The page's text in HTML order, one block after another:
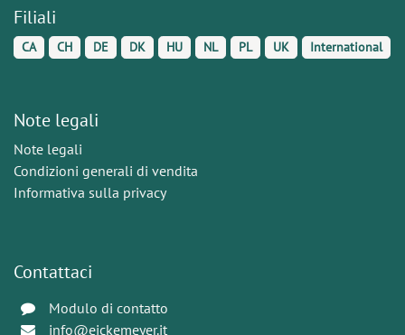
Filiali
CA CH DE DK HU NL PL UK International
Note legali
Note legali
Condizioni generali di vendita
Informativa sulla privacy
Contattaci
Modulo di contatto
info@eickemeyer.it